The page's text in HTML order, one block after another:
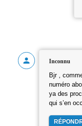
Inconnu
Bjr ,
numéro
ya des
qui s’en